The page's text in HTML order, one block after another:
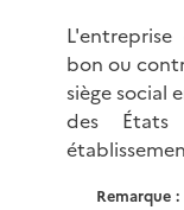
bon ou
siège social
des
Remarque :